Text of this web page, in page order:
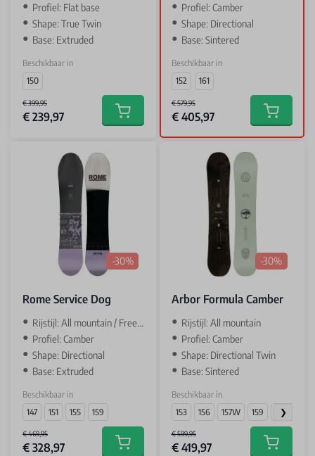
Profiel: Flat base
Shape: True Twin
Base: Extruded
Beschikbaar in
150
€ 399,95
€ 239,97 Add to cart
Profiel: Camber
Shape: Directional
Base: Sintered
Beschikbaar in
152
161
€ 579,95
€ 405,97 Add to
-30%
Rome Service Dog
Rijstijl: All mountain / Freeride
Profiel: Camber
Shape: Directional
Base: Extruded
Beschikbaar in
147
151 155 159
€ 469,95
€ 328,97 Add to cart
-30%
Arbor Formula Camber
Rijstijl: All mountain
Profiel: Camber
Shape: Directional Twin
Base: Sintered
Beschikbaar in
153
156 157W 159 160W
€ 599,95
€ 419,97 Add to